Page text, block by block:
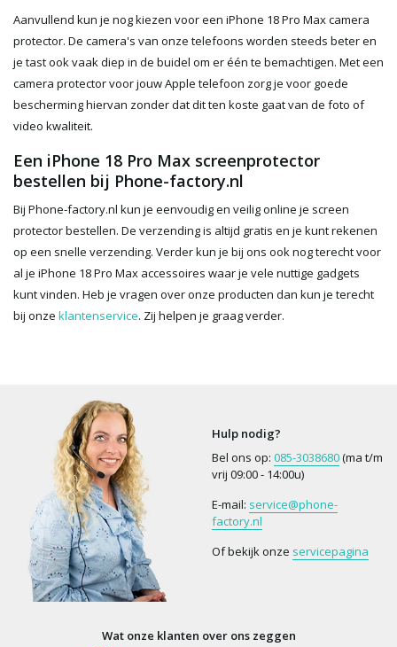
Aanvullend kun je nog kiezen voor een iPhone 18 Pro Max camera
protector. De camera's van onze telefoons worden steeds beter en
je tast ook vaak diep in de buidel om er één te bemachtigen. Met een
camera protector voor jouw Apple telefoon zorg je voor goede
bescherming hiervan zonder dat dit ten koste gaat van de foto of
video kwaliteit.
Een iPhone 18 Pro Max screenprotector
bestellen bij Phone-factory.nl
Bij Phone-factory.nl kun je eenvoudig en veilig online je screen
protector bestellen. De verzending is altijd gratis en je kunt rekenen
op een snelle verzending. Verder kun je bij ons ook nog terecht voor
al je iPhone 18 Pro Max accessoires waar je vele nuttige gadgets
kunt vinden. Heb je vragen over onze producten dan kun je terecht
bij onze klantenservice. Zij helpen je graag verder.
Hulp nodig?
Bel ons op: 085-3038680(ma t/m
vrij 09:00 - 14:00u)
E-mail: service@phone-
factory.nl
Of bekijk onze servicepagina
Wat onze klanten over ons zeggen